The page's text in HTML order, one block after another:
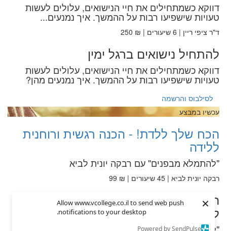
Allow www.vcollege.co.il to send web push
notifications to your desktop.
Powered by SendPulse
×
דווקא כשמתחילים את חיי הנישואים, עלולים לעשות
טעויות שישפיעו רבות על ההמשך. איך נמנעים...
ד"ר ציפי ריין | 6 שיעורים | ₪ 250
להתחיל נישואים ברגל ימין
דווקא כשמתחילים את חיי הנישואים, עלולים לעשות
טעויות שישפיעו רבות על ההמשך. איך נמנעים מהן?
לסילבוס והרשמה
עכשיו במבצע
הכח שלך ללדת! - הכנה רגשית ורוחנית
ללידה
"להתמלא מבפנים" עם רבקה יונית לביא
רבקה יונית לביא | 45 שיעורים | ₪ 99
הכח שלך ללדת! - הכנה רגשית ורוחנית
ללידה